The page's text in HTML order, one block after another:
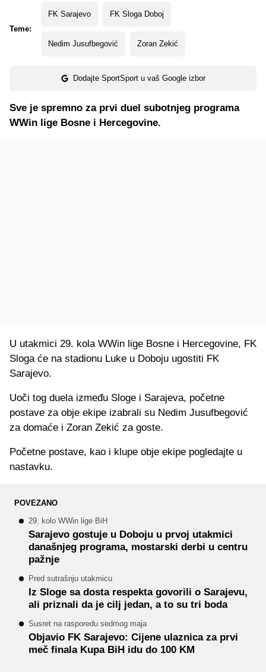
Teme:
FK Sarajevo FK Sloga Doboj
Nedim Jusufbegović Zoran Zekić
Dodajte SportSport u vaš Google izbor
Sve je spremno za prvi duel subotnjeg programa
WWin lige Bosne i Hercegovine.
U utakmici 29. kola WWin lige Bosne i Hercegovine, FK
Sloga će na stadionu Luke u Doboju ugostiti FK
Sarajevo.
Uoči tog duela između Sloge i Sarajeva, početne
postave za obje ekipe izabrali su Nedim Jusufbegović
za domaće i Zoran Zekić za goste.
Početne postave, kao i klupe obje ekipe pogledajte u
nastavku.
POVEZANO
29. kolo WWin lige BiH
Sarajevo gostuje u Doboju u prvoj utakmici
današnjeg programa, mostarski derbi u centru
pažnje
Pred sutrašnju utakmicu
Iz Sloge sa dosta respekta govorili o Sarajevu,
ali priznali da je cilj jedan, a to su tri boda
Susret na rasporedu sedmog maja
Objavio FK Sarajevo: Cijene ulaznica za prvi
meč finala Kupa BiH idu do 100 KM